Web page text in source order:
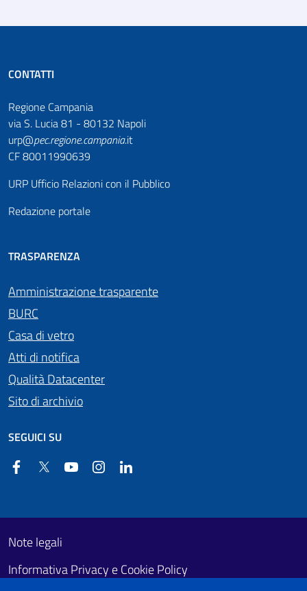
CONTATTI
Regione Campania
via S. Lucia 81 - 80132 Napoli
urp@pec.regione.campania.it
CF 80011990639
URP Ufficio Relazioni con il Pubblico
Redazione portale
TRASPARENZA
Amministrazione trasparente
BURC
Casa di vetro
Atti di notifica
Qualità Datacenter
Sito di archivio
SEGUICI SU
FacebookTwitter YouTube Instagram
Footer First
Useful links section
Note legali
Informativa Privacy e Cookie Policy